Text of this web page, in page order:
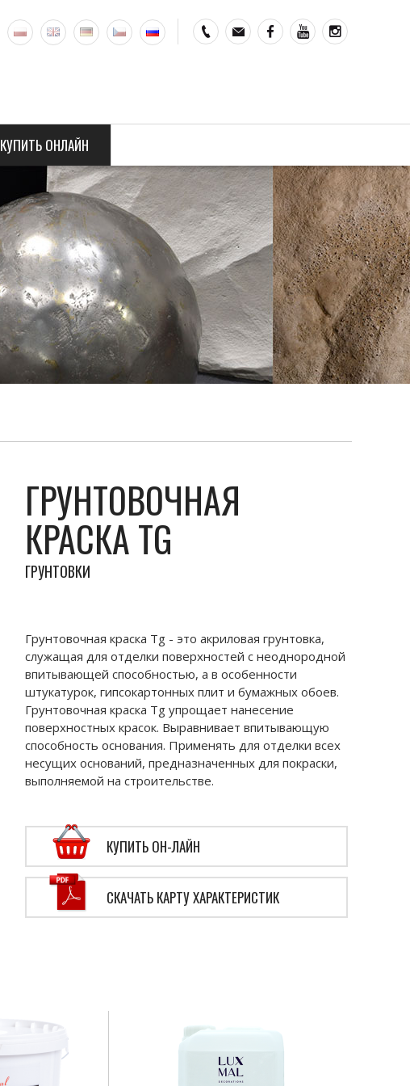
КУПИТЬ ОНЛАЙН
ГРУНТОВОЧНАЯ
КРАСКА TG
ГРУНТОВКИ
Грунтовочная краска Tg - это акриловая грунтовка,
служащая для отделки поверхностей с неоднородной
впитывающей способностью, а в особенности
штукатурок, гипсокартонных плит и бумажных обоев.
Грунтовочная краска Tg упрощает нанесение
поверхностных красок. Выравнивает впитывающую
способность основания. Применять для отделки всех
несущих оснований, предназначенных для покраски,
выполняемой на строительстве.
КУПИТЬ ОН-ЛАЙН
СКАЧАТЬ КАРТУ ХАРАКТЕРИСТИК